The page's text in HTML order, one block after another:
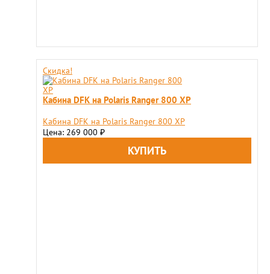
Скидка!
Кабина DFK на Polaris Ranger 800 XP
Кабина DFK на Polaris Ranger 800 XP
Цена: 269 000 ₽